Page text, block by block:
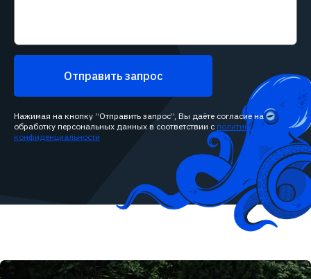
Отправить запрос
Нажимая на кнопку “Отправить запрос”, Вы даёте согласие на
обработку персональных данных в соответствии с политикой
конфиденциальности